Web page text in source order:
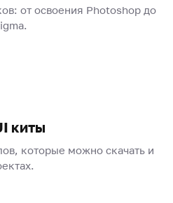
от освоения Photoshop до
киты
которые можно скачать и